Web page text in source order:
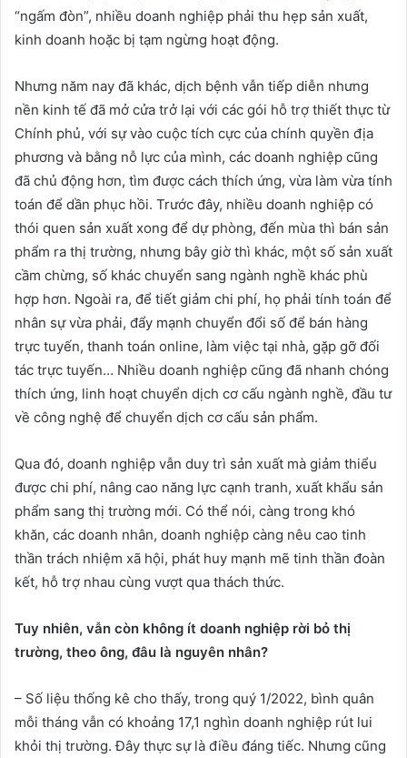
“ngấm đòn”, nhiều doanh nghiệp phải thu hẹp sản xuất,
kinh doanh hoặc bị tạm ngừng hoạt động.
Nhưng năm nay đã khác, dịch bệnh vẫn tiếp diễn nhưng
nền kinh tế đã mở cửa trở lại với các gói hỗ trợ thiết thực từ
Chính phủ, với sự vào cuộc tích cực của chính quyền địa
phương và bằng nỗ lực của mình, các doanh nghiệp cũng
đã chủ động hơn, tìm được cách thích ứng, vừa làm vừa tính
toán để dần phục hồi. Trước đây, nhiều doanh nghiệp có
thói quen sản xuất xong để dự phòng, đến mùa thì bán sản
phẩm ra thị trường, nhưng bây giờ thì khác, một số sản xuất
cầm chừng, số khác chuyển sang ngành nghề khác phù
hợp hơn. Ngoài ra, để tiết giảm chi phí, họ phải tính toán để
nhân sự vừa phải, đẩy mạnh chuyển đổi số để bán hàng
trực tuyến, thanh toán online, làm việc tại nhà, gặp gỡ đối
tác trực tuyến… Nhiều doanh nghiệp cũng đã nhanh chóng
thích ứng, linh hoạt chuyển dịch cơ cấu ngành nghề, đầu tư
về công nghệ để chuyển dịch cơ cấu sản phẩm.
Qua đó, doanh nghiệp vẫn duy trì sản xuất mà giảm thiểu
được chi phí, nâng cao năng lực cạnh tranh, xuất khẩu sản
phẩm sang thị trường mới. Có thể nói, càng trong khó
khăn, các doanh nhân, doanh nghiệp càng nêu cao tinh
thần trách nhiệm xã hội, phát huy mạnh mẽ tinh thần đoàn
kết, hỗ trợ nhau cùng vượt qua thách thức.
Tuy nhiên, vẫn còn không ít doanh nghiệp rời bỏ thị
trường, theo ông, đâu là nguyên nhân?
– Số liệu thống kê cho thấy, trong quý 1/2022, bình quân
mỗi tháng vẫn có khoảng 17,1 nghìn doanh nghiệp rút lui
khỏi thị trường. Đây thực sự là điều đáng tiếc. Nhưng cũng